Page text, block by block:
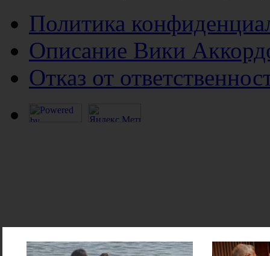
Политика
Описание Вики
Отказ от